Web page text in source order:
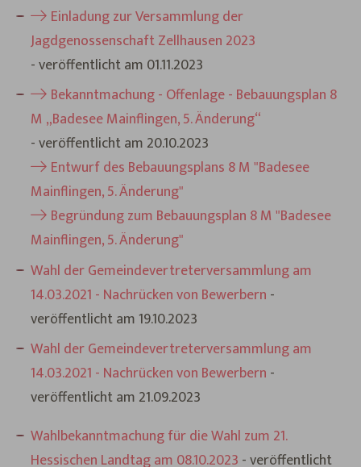
Einladung zur Versammlung der
Jagdgenossenschaft Zellhausen 2023
- veröffentlicht am 01.11.2023
Bekanntmachung - Offenlage - Bebauungsplan 8
M „Badesee Mainflingen, 5. Änderung“
- veröffentlicht am 20.10.2023
Entwurf des Bebauungsplans 8 M "Badesee
Mainflingen, 5. Änderung"
Begründung zum Bebauungsplan 8 M "Badesee
Mainflingen, 5. Änderung"
Wahl der Gemeindevertreterversammlung am
14.03.2021 - Nachrücken von Bewerbern -
veröffentlicht am 19.10.2023
Wahl der Gemeindevertreterversammlung am
14.03.2021 - Nachrücken von Bewerbern -
veröffentlicht am 21.09.2023
Wahlbekanntmachung für die Wahl zum 21.
Hessischen Landtag am 08.10.2023 - veröffentlicht